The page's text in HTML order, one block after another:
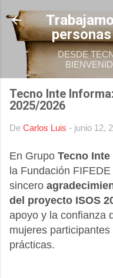
DESDE
Tecno Inte
2025/2026
De Carlos Luis - junio 12,
En Grupo Tecno Inte
la Fundación
sincero
del proyecto ISOS
apoyo y la confianza
mujeres
prácticas.